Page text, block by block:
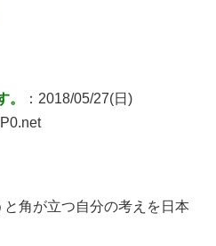
。
：2018/05/27(日)
角が立つ自分の考えを日本